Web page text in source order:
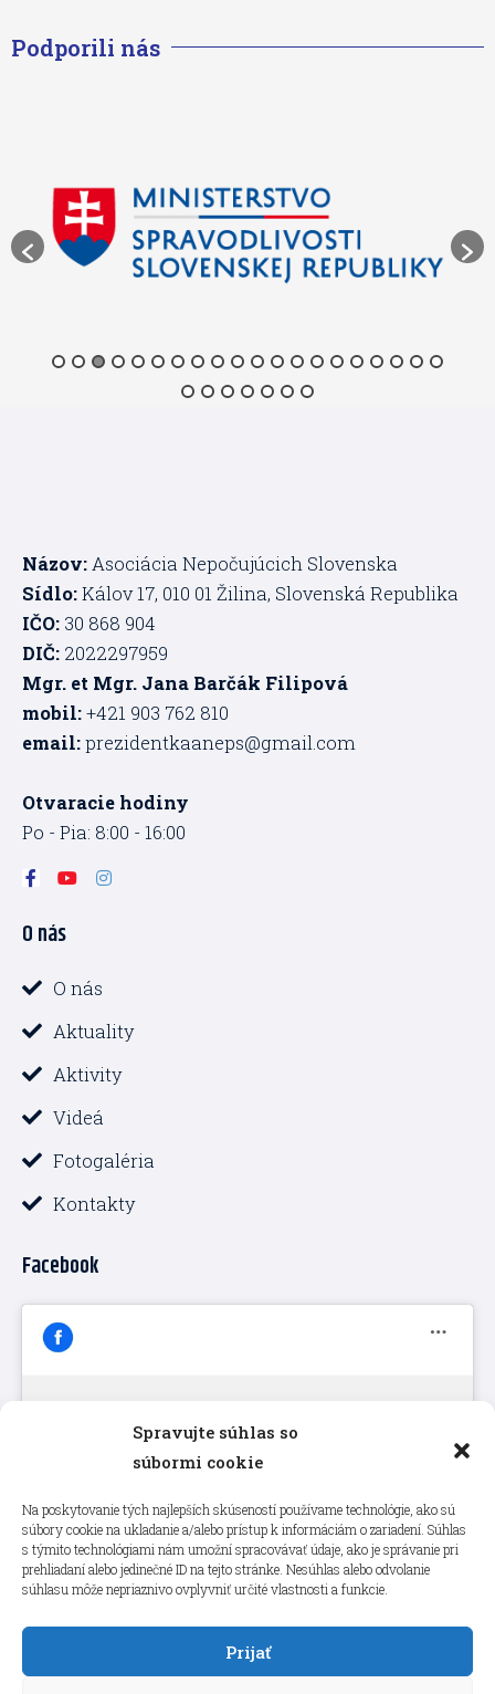
Spravujte súhlas so
súbormi cookie
Na poskytovanie tých najlepších skúseností používame technológie, ako sú
súbory cookie na ukladanie a/alebo prístup k informáciám o zariadení. Súhlas
s týmito technológiami nám umožní spracovávať údaje, ako je správanie pri
prehliadaní alebo jedinečné ID na tejto stránke. Nesúhlas alebo odvolanie
súhlasu môže nepriaznivo ovplyvniť určité vlastnosti a funkcie.
Prijať
Podporili nás
Názov: Asociácia Nepočujúcich Slovenska
Sídlo:Kálov 17, 010 01 Žilina, Slovenská Republika
IČO: 30 868 904
DIČ: 2022297959
Mgr. et Mgr. Jana Barčák Filipová
mobil:+421 903 762 810
email:prezidentkaaneps@gmail.com
Otvaracie hodiny
Po - Pia: 8:00 - 16:00
F
a
e
b
o
k
f
Y
u
e
I
n
O nás
O nás
Aktuality
Aktivity
Videá
Fotogaléria
Kontakty
Facebook
Kliknutím prijmete súbory cookie